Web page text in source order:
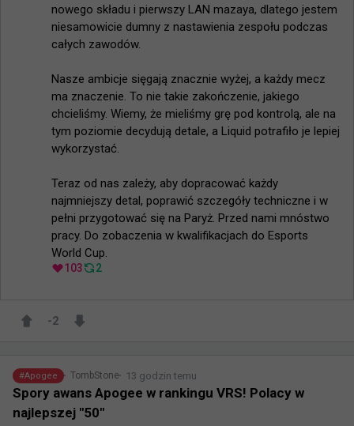
nowego składu i pierwszy LAN mazaya, dlatego jestem
niesamowicie dumny z nastawienia zespołu podczas
całych zawodów.
Nasze ambicje sięgają znacznie wyżej, a każdy mecz
ma znaczenie. To nie takie zakończenie, jakiego
chcieliśmy. Wiemy, że mieliśmy grę pod kontrolą, ale na
tym poziomie decydują detale, a Liquid potrafiło je lepiej
wykorzystać.
Teraz od nas zależy, aby dopracować każdy
najmniejszy detal, poprawić szczegóły techniczne i w
pełni przygotować się na Paryż. Przed nami mnóstwo
pracy. Do zobaczenia w kwalifikacjach do Esports
World Cup.
103 2
-2
#Apogee TombStone 13 godzin temu
Spory awans Apogee w rankingu VRS! Polacy w
najlepszej "50"